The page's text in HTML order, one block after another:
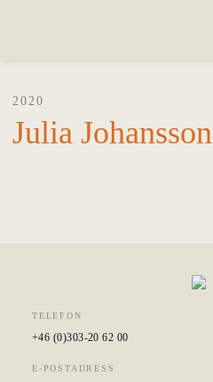
2020
Julia Johansson
TELEFON
+46 (0)303-20 62 00
E-POSTADRESS